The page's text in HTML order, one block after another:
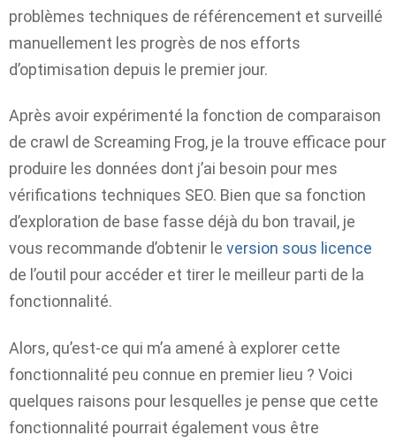
problèmes techniques de référencement et surveillé
manuellement les progrès de nos efforts
d’optimisation depuis le premier jour.
Après avoir expérimenté la fonction de comparaison
de crawl de Screaming Frog, je la trouve efficace pour
produire les données dont j’ai besoin pour mes
vérifications techniques SEO. Bien que sa fonction
d’exploration de base fasse déjà du bon travail, je
vous recommande d’obtenir le version sous licence
de l’outil pour accéder et tirer le meilleur parti de la
fonctionnalité.
Alors, qu’est-ce qui m’a amené à explorer cette
fonctionnalité peu connue en premier lieu ? Voici
quelques raisons pour lesquelles je pense que cette
fonctionnalité pourrait également vous être